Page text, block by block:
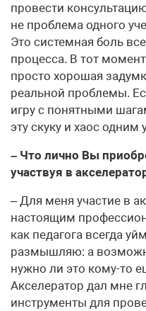
провести
не проблема одного
Это системная боль
процесса. В тот
просто хорошая
реальной проблемы.
игру с понятными
эту скуку и хаос одним
– Что лично Вы
участвуя в
– Для меня участие в
настоящим
как педагога всегда
размышляю: а
нужно ли это кому-то
Акселератор дал мне
инструменты для